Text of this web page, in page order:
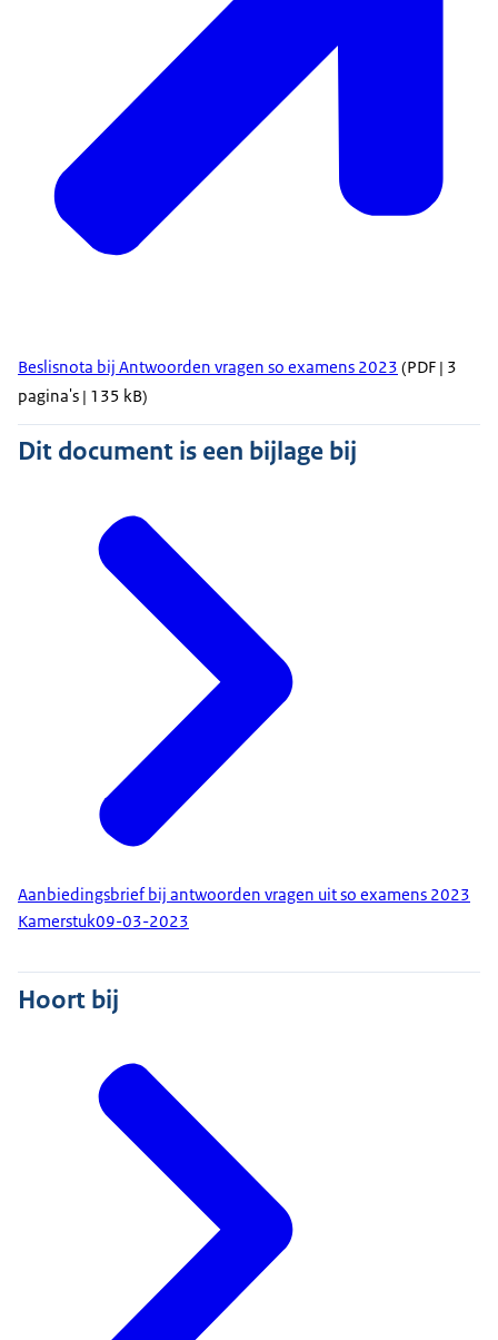
Beslisnota bij Antwoorden vragen so examens 2023 (PDF | 3
pagina's | 135 kB)
Dit document is een bijlage bij
Aanbiedingsbrief bij antwoorden vragen uit so examens 2023
Kamerstuk09-03-2023
Hoort bij